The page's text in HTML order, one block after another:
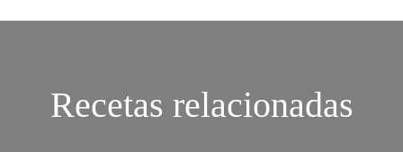
Recetas relacionadas